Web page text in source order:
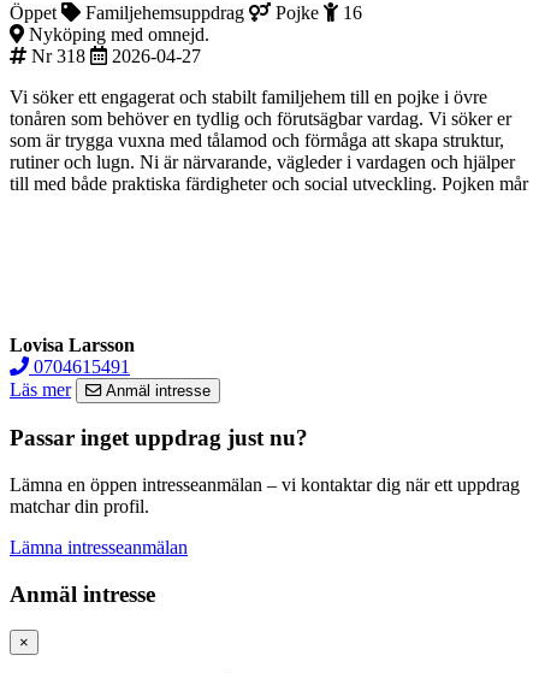
Öppet Familjehemsuppdrag Pojke
16
Nyköping med omnejd.
Nr 318
2026-04-27
Vi söker ett engagerat och stabilt familjehem till en pojke i övre
tonåren som behöver en tydlig och förutsägbar vardag. Vi söker er
som är trygga vuxna med tålamod och förmåga att skapa struktur,
rutiner och lugn. Ni är närvarande, vägleder i vardagen och hjälper
till med både praktiska färdigheter och social utveckling. Pojken mår
Lovisa Larsson
0704615491
Läs mer
Anmäl intresse
Passar inget uppdrag just nu?
Lämna en öppen intresseanmälan – vi kontaktar dig när ett uppdrag
matchar din profil.
Lämna intresseanmälan
Anmäl intresse
×